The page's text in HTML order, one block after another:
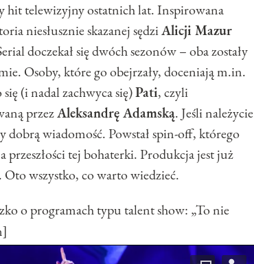
hit telewizyjny ostatnich lat. Inspirowana
niesłusznie skazanej sędziAlicji Mazur
doczekał się dwóch sezonów – oba zostały
Osoby, które go obejrzały, doceniają m.in.
(i nadal zachwyca się)Pati, czyli
przezAleksandrę Adamską. Jeśli należycie
dobrą wiadomość. Powstał spin-off, którego
przeszłości tej bohaterki. Produkcja jest już
Oto wszystko, co warto wiedzieć.
o programach typu talent show: „To nie